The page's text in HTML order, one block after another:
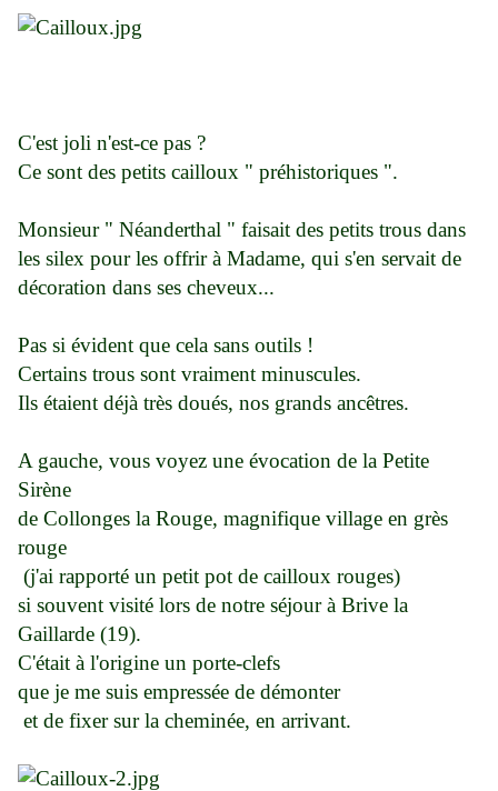
C'est joli n'est-ce pas ?
Ce sont des petits cailloux " préhistoriques ".
Monsieur " Néanderthal " faisait des petits trous dans
les silex pour les offrir à Madame, qui s'en servait de
décoration dans ses cheveux...
Pas si évident que cela sans outils !
Certains trous sont vraiment minuscules.
Ils étaient déjà très doués, nos grands ancêtres.
A gauche, vous voyez une évocation de la Petite
Sirène
de Collonges la Rouge, magnifique village en grès
rouge
(j'ai rapporté un petit pot de cailloux rouges)
si souvent visité lors de notre séjour à Brive la
Gaillarde (19).
C'était à l'origine un porte-clefs
que je me suis empressée de démonter
et de fixer sur la cheminée, en arrivant.